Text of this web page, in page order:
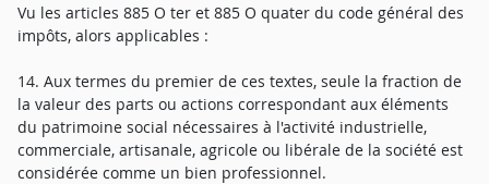
Vu les articles 885 O ter et 885 O quater du code général des
impôts, alors applicables :
14. Aux termes du premier de ces textes, seule la fraction de
la valeur des parts ou actions correspondant aux éléments
du patrimoine social nécessaires à l'activité industrielle,
commerciale, artisanale, agricole ou libérale de la société est
considérée comme un bien professionnel.